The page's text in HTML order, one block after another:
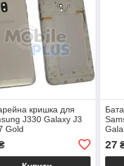
кришка для
J330 Galaxy J3
Gold
27